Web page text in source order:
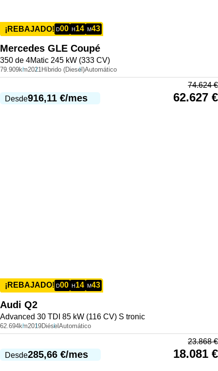
¡REBAJADO! D00 H 14 M43
Mercedes GLE Coupé
350 de 4Matic 245 kW (333 CV)
79.909km2021Híbrido (Diesel)Automático
Desde916,11 €/mes
74.624€
62.627 €
¡REBAJADO! D00 H14 M43
Audi Q2
Advanced 30 TDI 85 kW (116 CV) S tronic
62.694km2019Diésel Automático
Desde285,66 €/mes
23.868€
18.081 €